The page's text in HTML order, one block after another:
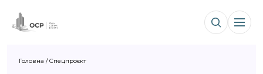
Головна /Cпецпроєкт